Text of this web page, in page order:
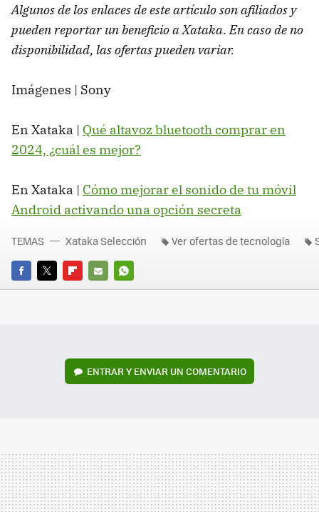
Algunos de los enlaces de este artículo son afiliados y
pueden reportar un beneficio a Xataka. En caso de no
disponibilidad, las ofertas pueden variar.
Imágenes | Sony
En Xataka | Qué altavoz bluetooth comprar en
2024, ¿cuál es mejor?
En Xataka | Cómo mejorar el sonido de tu móvil
Android activando una opción secreta
FACEBOOK
TWITTERFLIPBOARD
E-
WHATSAPP
TEMAS Xataka Selección Ver ofertas de tecnología
ENTRAR Y ENVIAR UN COMENTARIO